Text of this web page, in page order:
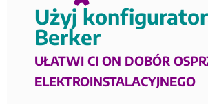
Użyj
Berker
UŁATWI CI ON DOBÓR
ELEKTROINSTALACYJNEGO